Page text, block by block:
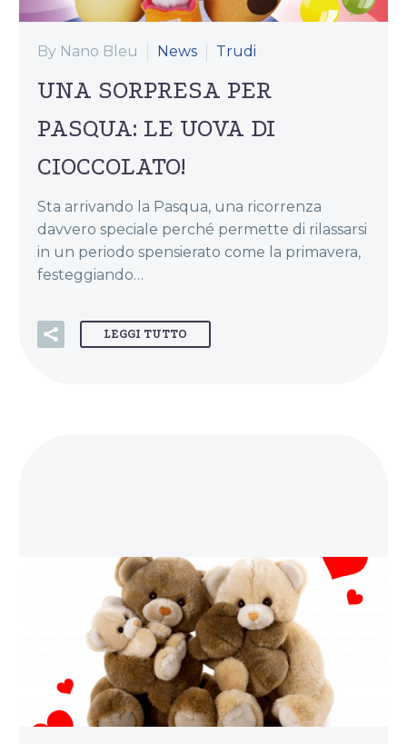
By Nano Bleu News Trudi
UNA SORPRESA PER
PASQUA: LE UOVA DI
CIOCCOLATO!
Sta arrivando la Pasqua, una ricorrenza
davvero speciale perché permette di rilassarsi
in un periodo spensierato come la primavera,
festeggiando…
LEGGI TUTTO